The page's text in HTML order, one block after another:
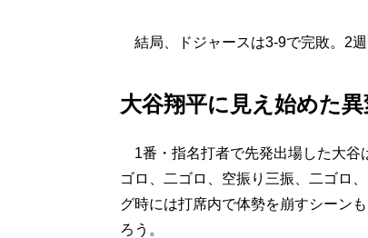
結局、ドジャースは3-9で完敗。2週
大谷翔平に見え始めた異
1番・指名打者で先発出場した大谷
ゴロ、二ゴロ、空振り三振、二ゴロ
グ時には打席内で体勢を崩すシーン
ろう。